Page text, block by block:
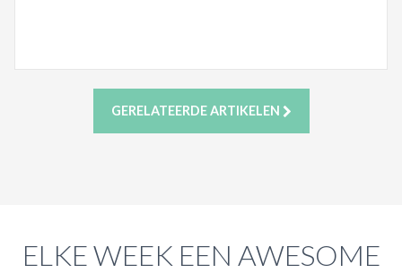
GERELATEERDE ARTIKELEN
ELKE WEEK EEN AWESOME